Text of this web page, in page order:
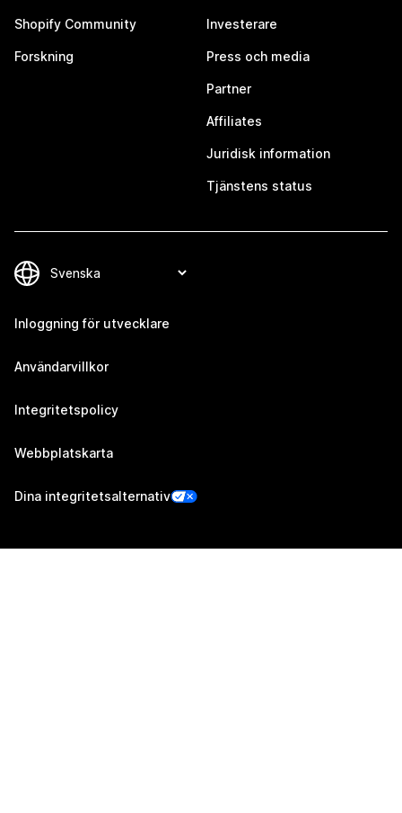
Shopify Community
Forskning
Investerare
Press och media
Partner
Affiliates
Juridisk information
Tjänstens status
Inloggning för utvecklare
Användarvillkor
Integritetspolicy
Webbplatskarta
Dina integritetsalternativ